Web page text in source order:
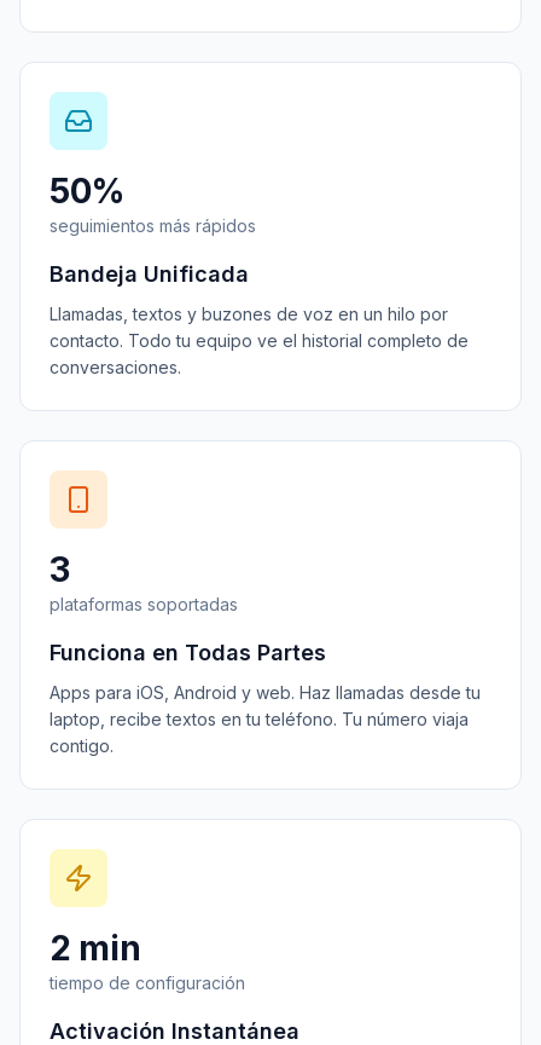
50%
seguimientos más rápidos
Bandeja Unificada
Llamadas, textos y buzones de voz en un hilo por
contacto. Todo tu equipo ve el historial completo de
conversaciones.
3
plataformas soportadas
Funciona en Todas Partes
Apps para iOS, Android y web. Haz llamadas desde tu
laptop, recibe textos en tu teléfono. Tu número viaja
contigo.
2 min
tiempo de configuración
Activación Instantánea